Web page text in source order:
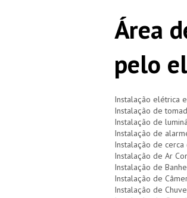
Área
pelo
Instalação elétrica
Instalação de
Instalação de
Instalação de
Instalação de
Instalação de Ar
Instalação de
Instalação de
Instalação de